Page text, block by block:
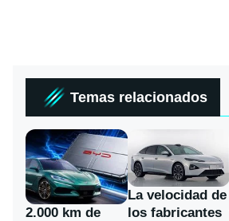
Temas relacionados
2.000 km de
La velocidad de
los fabricantes